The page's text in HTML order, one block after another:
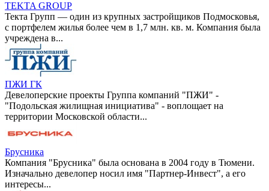
TEKTA GROUP
Teкта Групп — один из крупных застройщиков Подмосковья,
с портфелем жилья более чем в 1,7 млн. кв. м. Компания была
учреждена в...
ПЖИ ГК
Девелоперские проекты Группа компаний "ПЖИ" -
"Подольская жилищная инициатива" - воплощает на
территории Московской области...
Брусника
Компания "Брусника" была основана в 2004 году в Тюмени.
Изначально девелопер носил имя "Партнер-Инвест", а его
интересы...